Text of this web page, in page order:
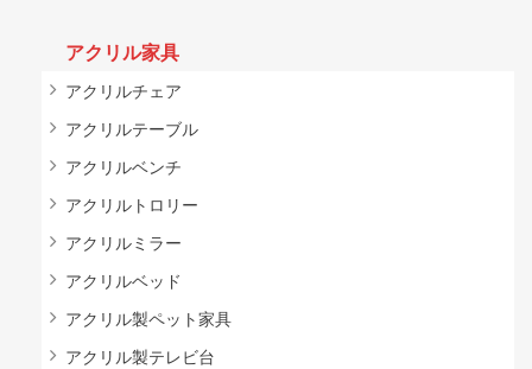
アクリル家具
アクリルチェア
アクリルテーブル
アクリルベンチ
アクリルトロリー
アクリルミラー
アクリルベッド
アクリル製ペット家具
アクリル製テレビ台